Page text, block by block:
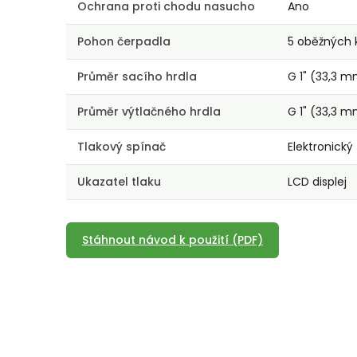
Ochrana proti chodu nasucho Ano
Pohon čerpadla 5 oběžných
Průměr sacího hrdla G 1" (33,3
Průměr výtlačného hrdla G 1" (33,3
Tlakový spínač Elektronický
Ukazatel tlaku LCD displej
Stáhnout návod k použití (PDF)